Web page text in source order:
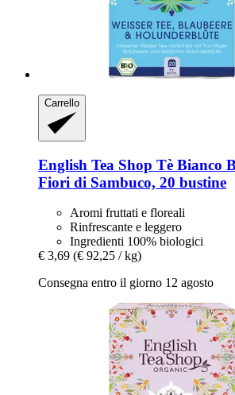
Carrello
English Tea Shop Tè Bianco
Fiori di Sambuco, 20 bustine
Aromi fruttati e floreali
Rinfrescante e leggero
Ingredienti 100% biologici
€ 3,69 (€ 92,25 / kg)
Consegna entro il giorno 12 agosto